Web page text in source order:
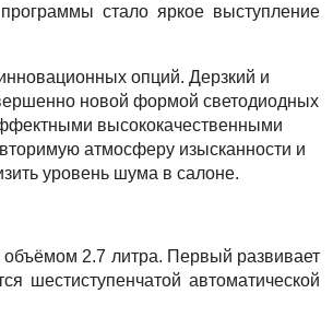
стало яркое выступление
опций. Дерзкий и
новой формой светодиодных
высококачественными
атмосферу изысканности и
уровень шума в салоне.
объёмом 2.7 литра. Первый развивает
шестиступенчатой автоматической